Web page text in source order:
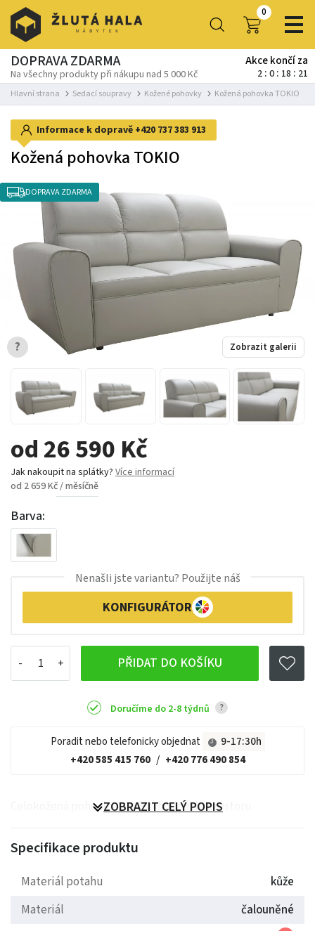
0
DOPRAVA ZDARMA
Na všechny produkty při nákupu nad 5 000 Kč
Akce končí za
2 0 18 21
Hlavní strana Sedací soupravy Kožené pohovky Kožená pohovka TOKIO
od 26 590 Kč
Jak nakoupit na splátky? Více informací
od 2 659 Kč / měsíčně
Barva:
PŘIDAT DO KOŠÍKU
Nenašli jste variantu? Použijte náš
KONFIGURÁTOR
Doručíme do 2-8 týdnů ?
Poradit nebo telefonicky objednat
9-17:30h
+420 585 415 760 / +420 776 490 854
Informace k dopravě +420 737 383 913
Kožená pohovka TOKIO
DOPRAVA ZDARMA
Zobrazit galerii
?
Celokožená pohovka TOKIO vhodná do prostoru.
ZOBRAZIT CELÝ POPIS
Specifikace produktu
Materiál potahu
kůže
Materiál
čalouněné